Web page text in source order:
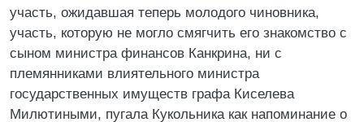
участь, ожидавшая теперь молодого чиновника,
участь, которую не могло смягчить его знакомство с
сыном министра финансов Канкрина, ни с
племянниками влиятельного министра
государственных имуществ графа Киселева
Милютиными, пугала Кукольника как напоминание о